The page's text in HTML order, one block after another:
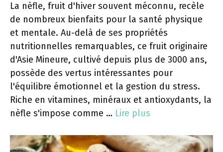
La nèfle, fruit d'hiver souvent méconnu, recèle
de nombreux bienfaits pour la santé physique
et mentale. Au-delà de ses propriétés
nutritionnelles remarquables, ce fruit originaire
d'Asie Mineure, cultivé depuis plus de 3000 ans,
possède des vertus intéressantes pour
l'équilibre émotionnel et la gestion du stress.
Riche en vitamines, minéraux et antioxydants, la
nèfle s'impose comme … Lire plus